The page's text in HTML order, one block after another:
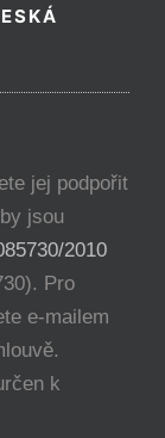
jej podpořit
jsou
2010
Pro
e-mailem
k